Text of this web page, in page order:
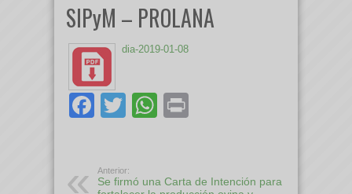
SIPyM – PROLANA
dia-2019-01-08
Facebook
TwitterWhatsApp
Anterior:
Se firmó una Carta de Intención para